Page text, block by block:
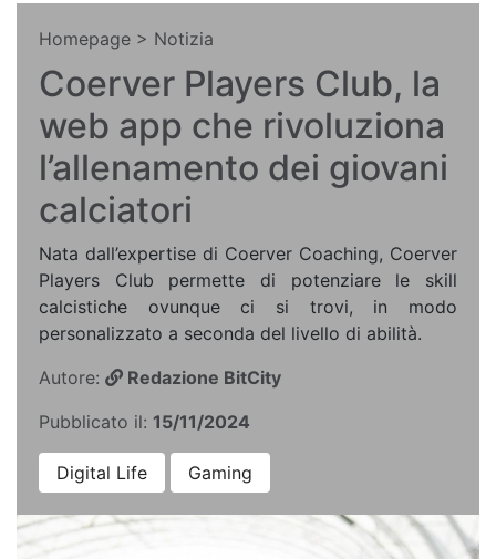
Homepage > Notizia
Coerver Players Club, la
web app che rivoluziona
l’allenamento dei giovani
calciatori
Nata dall’expertise di Coerver Coaching, Coerver
Players Club permette di potenziare le skill
calcistiche ovunque ci si trovi, in modo
personalizzato a seconda del livello di abilità.
Autore:
Redazione BitCity
Pubblicato il: 15/11/2024
Digital Life Gaming